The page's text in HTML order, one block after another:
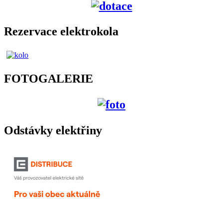
Rezervace elektrokola
FOTOGALERIE
Odstávky elektřiny